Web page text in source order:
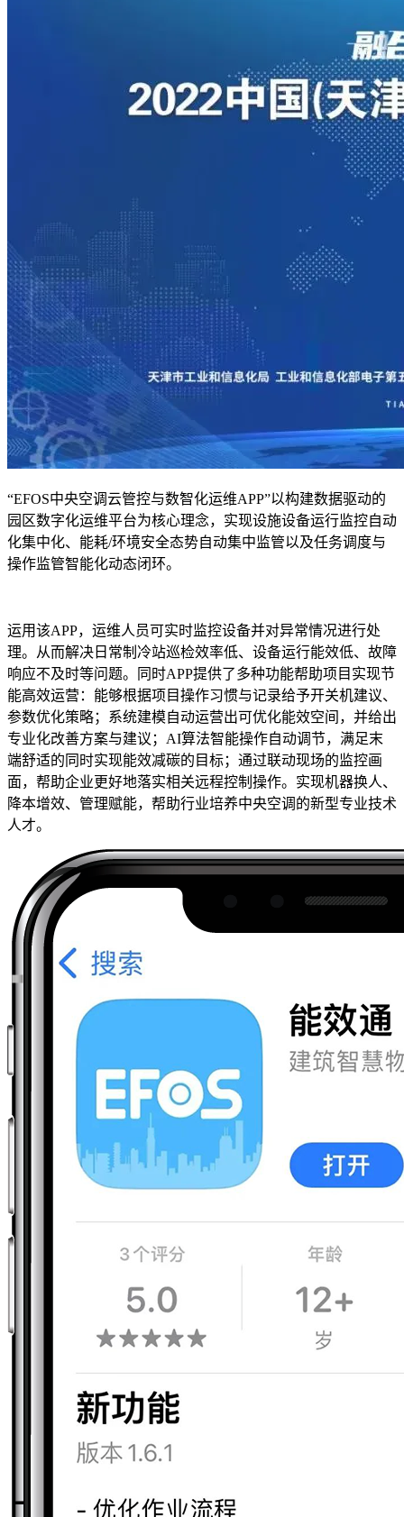
“EFOS中央空调云管控与数智化运维APP”以构建数据驱动的
园区数字化运维平台为核心理念，实现设施设备运行监控自动
化集中化、能耗/环境安全态势自动集中监管以及任务调度与
操作监管智能化动态闭环。
运用该APP，运维人员可实时监控设备并对异常情况进行处
理。从而解决日常制冷站巡检效率低、设备运行能效低、故障
响应不及时等问题。同时APP提供了多种功能帮助项目实现节
能高效运营：能够根据项目操作习惯与记录给予开关机建议、
参数优化策略；系统建模自动运营出可优化能效空间，并给出
专业化改善方案与建议；AI算法智能操作自动调节，满足末
端舒适的同时实现能效减碳的目标；通过联动现场的监控画
面，帮助企业更好地落实相关远程控制操作。实现机器换人、
降本增效、管理赋能，帮助行业培养中央空调的新型专业技术
人才。